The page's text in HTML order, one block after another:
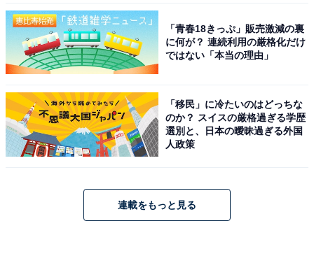
Lenovo Chromebook IdeaPad Slim 360 ノートパソコン（出典：Amazon）
＞Amazonのページで見る
CZ1 ノートパソコン（10.1インチ）
「青春18きっぷ」販売激減の裏
に何が？ 連続利用の厳格化だけ
ではない「本当の理由」
「移民」に冷たいのはどっちな
のか？ スイスの厳格過ぎる学歴
選別と、日本の曖昧過ぎる外国
人政策
連載をもっと見る